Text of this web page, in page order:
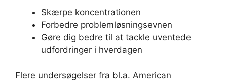
Skærpe koncentrationen
Forbedre problemløsningsevnen
Gøre dig bedre til at tackle uventede
udfordringer i hverdagen
Flere undersøgelser fra bl.a. American